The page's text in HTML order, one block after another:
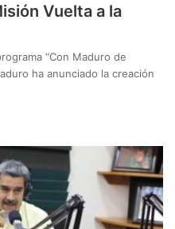
Vuelta a la
“Con Maduro de
ha anunciado la creación